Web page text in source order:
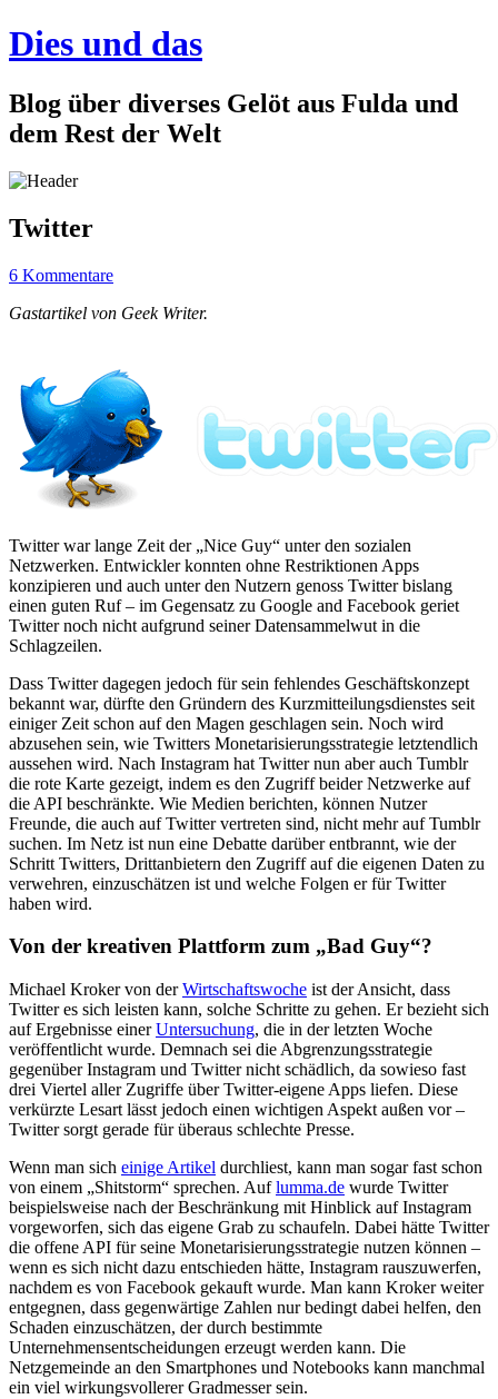
Dies und das
Blog über diverses Gelöt aus Fulda und
dem Rest der Welt
Twitter
6 Kommentare
Gastartikel von Geek Writer.
Twitter war lange Zeit der „Nice Guy“ unter den sozialen
Netzwerken. Entwickler konnten ohne Restriktionen Apps
konzipieren und auch unter den Nutzern genoss Twitter bislang
einen guten Ruf – im Gegensatz zu Google and Facebook geriet
Twitter noch nicht aufgrund seiner Datensammelwut in die
Schlagzeilen.
Dass Twitter dagegen jedoch für sein fehlendes Geschäftskonzept
bekannt war, dürfte den Gründern des Kurzmitteilungsdienstes seit
einiger Zeit schon auf den Magen geschlagen sein. Noch wird
abzusehen sein, wie Twitters Monetarisierungsstrategie letztendlich
aussehen wird. Nach Instagram hat Twitter nun aber auch Tumblr
die rote Karte gezeigt, indem es den Zugriff beider Netzwerke auf
die API beschränkte. Wie Medien berichten, können Nutzer
Freunde, die auch auf Twitter vertreten sind, nicht mehr auf Tumblr
suchen. Im Netz ist nun eine Debatte darüber entbrannt, wie der
Schritt Twitters, Drittanbietern den Zugriff auf die eigenen Daten zu
verwehren, einzuschätzen ist und welche Folgen er für Twitter
haben wird.
Von der kreativen Plattform zum „Bad Guy“?
Michael Kroker von derWirtschaftswoche ist der Ansicht, dass
Twitter es sich leisten kann, solche Schritte zu gehen. Er bezieht sich
auf Ergebnisse einerUntersuchung, die in der letzten Woche
veröffentlicht wurde. Demnach sei die Abgrenzungsstrategie
gegenüber Instagram und Twitter nicht schädlich, da sowieso fast
drei Viertel aller Zugriffe über Twitter-eigene Apps liefen. Diese
verkürzte Lesart lässt jedoch einen wichtigen Aspekt außen vor –
Twitter sorgt gerade für überaus schlechte Presse.
Wenn man sich einige Artikel durchliest, kann man sogar fast schon
von einem „Shitstorm“ sprechen. Auflumma.de wurde Twitter
beispielsweise nach der Beschränkung mit Hinblick auf Instagram
vorgeworfen, sich das eigene Grab zu schaufeln. Dabei hätte Twitter
die offene API für seine Monetarisierungsstrategie nutzen können –
wenn es sich nicht dazu entschieden hätte, Instagram rauszuwerfen,
nachdem es von Facebook gekauft wurde. Man kann Kroker weiter
entgegnen, dass gegenwärtige Zahlen nur bedingt dabei helfen, den
Schaden einzuschätzen, der durch bestimmte
Unternehmensentscheidungen erzeugt werden kann. Die
Netzgemeinde an den Smartphones und Notebooks kann manchmal
ein viel wirkungsvollerer Gradmesser sein.